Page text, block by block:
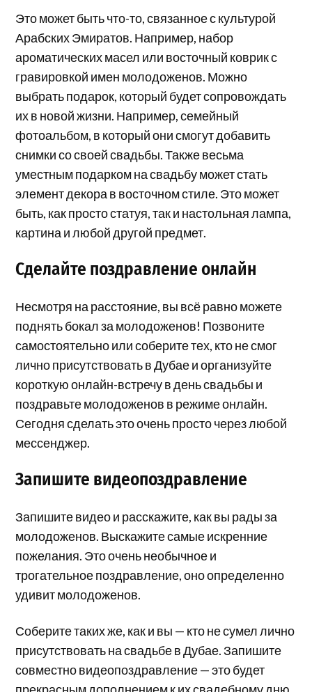
Это может быть что-то, связанное с культурой
Арабских Эмиратов. Например, набор
ароматических масел или восточный коврик с
гравировкой имен молодоженов. Можно
выбрать подарок, который будет сопровождать
их в новой жизни. Например, семейный
фотоальбом, в который они смогут добавить
снимки со своей свадьбы. Также весьма
уместным подарком на свадьбу может стать
элемент декора в восточном стиле. Это может
быть, как просто статуя, так и настольная лампа,
картина и любой другой предмет.
Сделайте поздравление онлайн
Несмотря на расстояние, вы всё равно можете
поднять бокал за молодоженов! Позвоните
самостоятельно или соберите тех, кто не смог
лично присутствовать в Дубае и организуйте
короткую онлайн-встречу в день свадьбы и
поздравьте молодоженов в режиме онлайн.
Сегодня сделать это очень просто через любой
мессенджер.
Запишите видеопоздравление
Запишите видео и расскажите, как вы рады за
молодоженов. Выскажите самые искренние
пожелания. Это очень необычное и
трогательное поздравление, оно определенно
удивит молодоженов.
Соберите таких же, как и вы — кто не сумел лично
присутствовать на свадьбе в Дубае. Запишите
совместно видеопоздравление — это будет
прекрасным дополнением к их свадебному дню.